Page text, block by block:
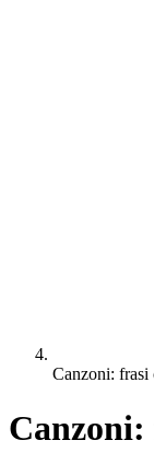
Canzoni: frasi
Canzoni: